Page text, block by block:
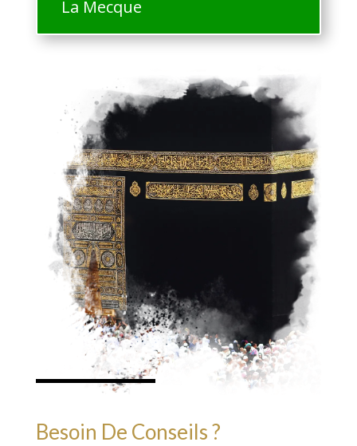
La Mecque
Besoin De Conseils ?